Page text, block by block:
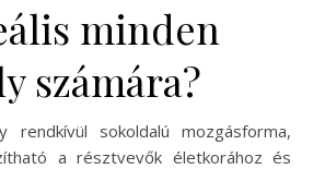
minden
számára?
rendkívül sokoldalú mozgásforma,
a résztvevők életkorához és